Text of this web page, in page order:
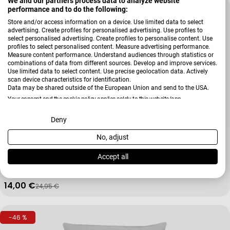
performance and to do the following:
Store and/or access information on a device. Use limited data to select
advertising. Create profiles for personalised advertising. Use profiles to
select personalised advertising. Create profiles to personalise content. Use
profiles to select personalised content. Measure advertising performance.
Measure content performance. Understand audiences through statistics or
combinations of data from different sources. Develop and improve services.
Use limited data to select content. Use precise geolocation data. Actively
scan device characteristics for identification.
Data may be shared outside of the European Union and send to the USA.
Your consent and the cookie policy applies solely to this website/app.
View Partner List (2 IAB Vendors)
We use your data for the following purposes:
IAB processing purposes:
Use limited data to select advertising
Deny
No, adjust
Accept all
-43 %
Kissenhülle 6754
Verkaufspreis
14,00 €
Regulärer Preis
24,95 €
-46 %